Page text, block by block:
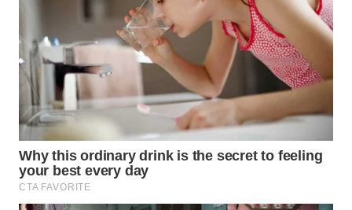
WN
DAIRI
WN
DANAU
TOBA
WN